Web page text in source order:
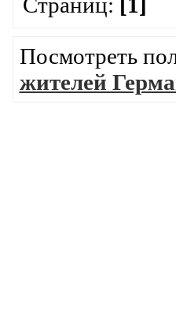
Посмотреть
жителей